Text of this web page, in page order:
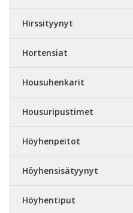
Hirssityynyt
Hortensiat
Housuhenkarit
Housuripustimet
Höyhenpeitot
Höyhensisätyynyt
Höyhentiput